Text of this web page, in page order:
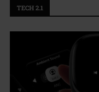
TECH 2.1